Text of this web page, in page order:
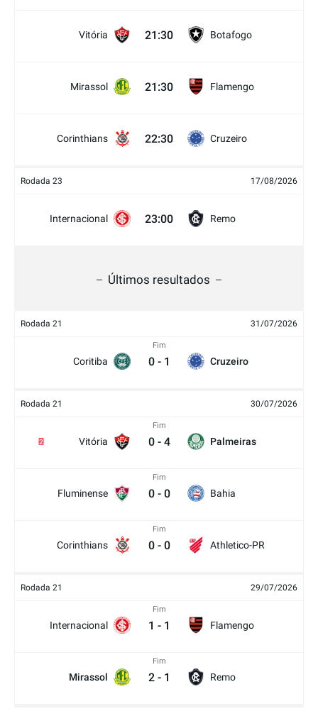
Vitória 21:30 Botafogo
Mirassol 21:30 Flamengo
Corinthians 22:30 Cruzeiro
Rodada 23 17/08/2026
Internacional 23:00 Remo
Últimos resultados
Rodada 21 31/07/2026
Coritiba
Fim
0 - 1 Cruzeiro
Rodada 21 30/07/2026
Vitória
2
Fim
0 - 4 Palmeiras
Fluminense
Fim
0 - 0 Bahia
Corinthians
Fim
0 - 0 Athletico-PR
Rodada 21 29/07/2026
Internacional
Fim
1 - 1 Flamengo
Mirassol
Fim
2 - 1 Remo